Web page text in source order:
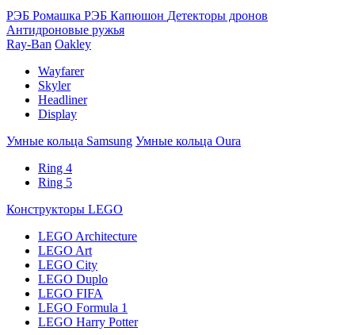
РЭБ Ромашка РЭБ Капюшон Детекторы дронов
Антидроновые ружья
Ray-Ban Oakley
Wayfarer
Skyler
Headliner
Display
Умные кольца Samsung Умные кольца Oura
Ring 4
Ring 5
Конструкторы LEGO
LEGO Architecture
LEGO Art
LEGO City
LEGO Duplo
LEGO FIFA
LEGO Formula 1
LEGO Harry Potter